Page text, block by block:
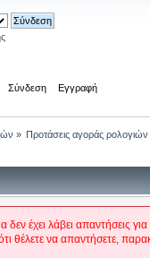
Σύνδεση Εγγραφή
» Προτάσεις αγοράς ρολογιών
έχει λάβει απαντήσεις
θέλετε να απαντήσετε,